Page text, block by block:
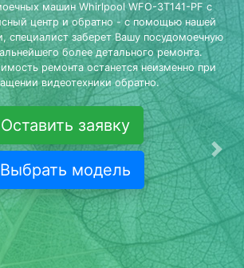
машин Whirlpool WFO-3T141-PF с
центр и обратно - с помощью нашей
специалист заберет Вашу посудомоечную
более детального ремонта.
ремонта останется неизменно при
видеотехники обратно.
Оставить заявку
Выбрать модель